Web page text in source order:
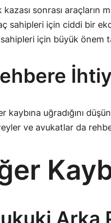
sonrası araçların
sahipleri için ciddi bir
için büyük önem
kaybına uğradığını
ve avukatlar da
Arka